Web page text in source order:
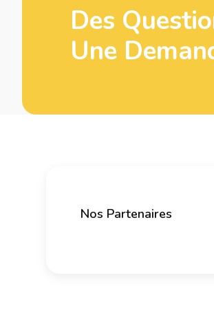
Des
Une
Nos Partenaires